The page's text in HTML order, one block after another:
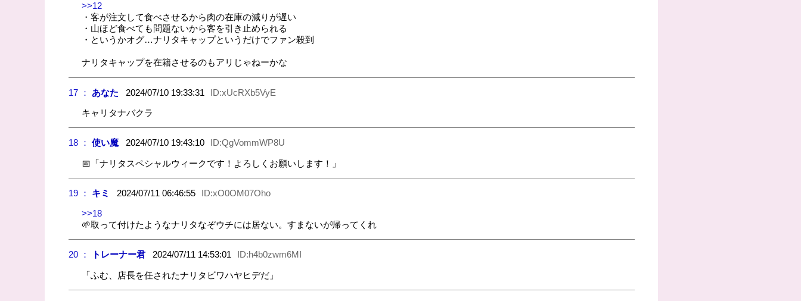
>>12
・客が注文して食べさせるから肉の在庫の減りが遅い
・山ほど食べても問題ないから客を引き止められる
・というかオグ…ナリタキャップというだけでファン殺到
ナリタキャップを在籍させるのもアリじゃねーかな
17 ： あなた 2024/07/10 19:33:31 ID:xUcRXb5VyE
キャリタナバクラ
18 ： 使い魔2024/07/10 19:43:10 ID:QgVommWP8U
📅「ナリタスペシャルウィークです！よろしくお願いします！」
19 ： キミ 2024/07/11 06:46:55 ID:xO0OM07Oho
>>18
🌱‬取って付けたようなナリタなぞウチには居ない。すまないが帰ってくれ
20 ： トレーナー君2024/07/11 14:53:01 ID:h4b0zwm6MI
「ふむ、店長を任されたナリタビワハヤヒデだ」